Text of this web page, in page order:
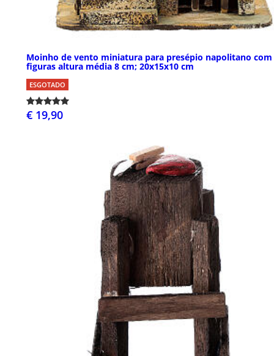
Moinho de vento miniatura para presépio napolitano com
figuras altura média 8 cm; 20x15x10 cm
ESGOTADO
€ 19,90